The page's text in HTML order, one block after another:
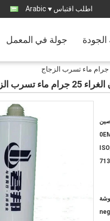
اطلب اقتباس Arabic
جولة في المعمل الجودة